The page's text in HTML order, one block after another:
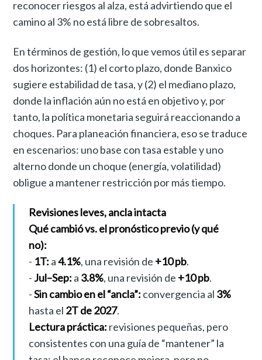
reconocer riesgos al alza, está advirtiendo que el
camino al 3% no está libre de sobresaltos.
En términos de gestión, lo que vemos útil es separar
dos horizontes: (1) el corto plazo, donde Banxico
sugiere estabilidad de tasa, y (2) el mediano plazo,
donde la inflación aún no está en objetivo y, por
tanto, la política monetaria seguirá reaccionando a
choques. Para planeación financiera, eso se traduce
en escenarios: uno base con tasa estable y uno
alterno donde un choque (energía, volatilidad)
obligue a mantener restricción por más tiempo.
Revisiones leves, ancla intacta
Qué cambió vs. el pronóstico previo (y qué
no):
- 1T: a4.1%, una revisión de +10 pb.
- Jul–Sep: a 3.8%, una revisión de +10 pb.
-Sin cambio en el “ancla”: convergencia al 3%
hasta el 2T de 2027.
Lectura práctica: revisiones pequeñas, pero
consistentes con una guía de “mantener” la